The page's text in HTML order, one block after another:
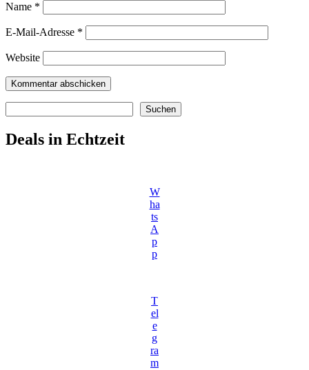
Name *
E-Mail-Adresse *
Website
Suchen
Deals in Echtzeit
W
ha
ts
A
p
p
T
el
e
g
ra
m